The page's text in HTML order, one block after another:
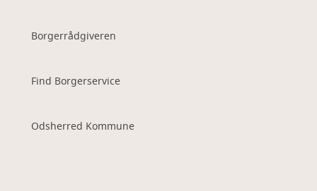
Borgerrådgiveren
Find Borgerservice
Odsherred Kommune